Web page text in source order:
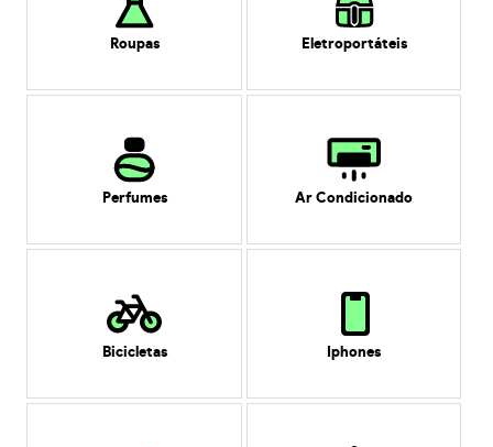
Roupas Eletroportáteis
Perfumes Ar Condicionado
Bicicletas Iphones